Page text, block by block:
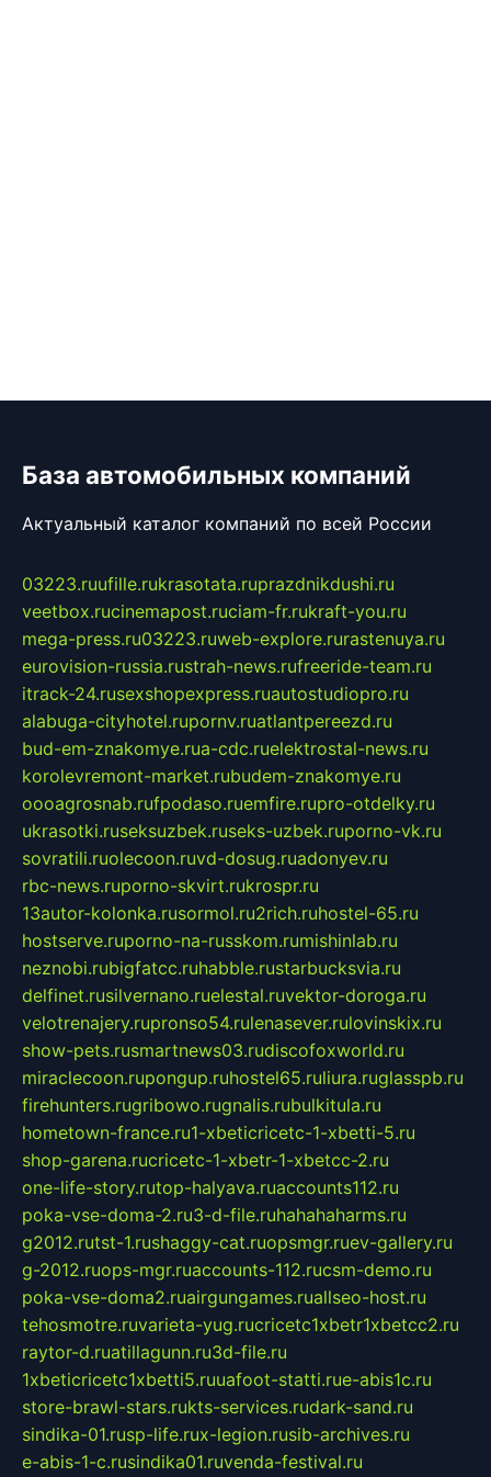
База автомобильных компаний
Актуальный каталог компаний по всей России
03223.ruufille.rukrasotata.ruprazdnikdushi.ru
veetbox.rucinemapost.ruciam-fr.rukraft-you.ru
mega-press.ru03223.ruweb-explore.rurastenuya.ru
eurovision-russia.rustrah-news.rufreeride-team.ru
itrack-24.rusexshopexpress.ruautostudiopro.ru
alabuga-cityhotel.rupornv.ruatlantpereezd.ru
bud-em-znakomye.rua-cdc.ruelektrostal-news.ru
korolevremont-market.rubudem-znakomye.ru
oooagrosnab.rufpodaso.ruemfire.rupro-otdelky.ru
ukrasotki.ruseksuzbek.ruseks-uzbek.ruporno-vk.ru
sovratili.ruolecoon.ruvd-dosug.ruadonyev.ru
rbc-news.ruporno-skvirt.rukrospr.ru
13autor-kolonka.rusormol.ru2rich.ruhostel-65.ru
hostserve.ruporno-na-russkom.rumishinlab.ru
neznobi.rubigfatcc.ruhabble.rustarbucksvia.ru
delfinet.rusilvernano.ruelestal.ruvektor-doroga.ru
velotrenajery.rupronso54.rulenasever.rulovinskix.ru
show-pets.rusmartnews03.rudiscofoxworld.ru
miraclecoon.rupongup.ruhostel65.ruliura.ruglasspb.ru
firehunters.rugribowo.rugnalis.rubulkitula.ru
hometown-france.ru1-xbeticricetc-1-xbetti-5.ru
shop-garena.rucricetc-1-xbetr-1-xbetcc-2.ru
one-life-story.rutop-halyava.ruaccounts112.ru
poka-vse-doma-2.ru3-d-file.ruhahahaharms.ru
g2012.rutst-1.rushaggy-cat.ruopsmgr.ruev-gallery.ru
g-2012.ruops-mgr.ruaccounts-112.rucsm-demo.ru
poka-vse-doma2.ruairgungames.ruallseo-host.ru
tehosmotre.ruvarieta-yug.rucricetc1xbetr1xbetcc2.ru
raytor-d.ruatillagunn.ru3d-file.ru
1xbeticricetc1xbetti5.ruuafoot-statti.rue-abis1c.ru
store-brawl-stars.rukts-services.rudark-sand.ru
sindika-01.rusp-life.rux-legion.rusib-archives.ru
e-abis-1-c.rusindika01.ruvenda-festival.ru